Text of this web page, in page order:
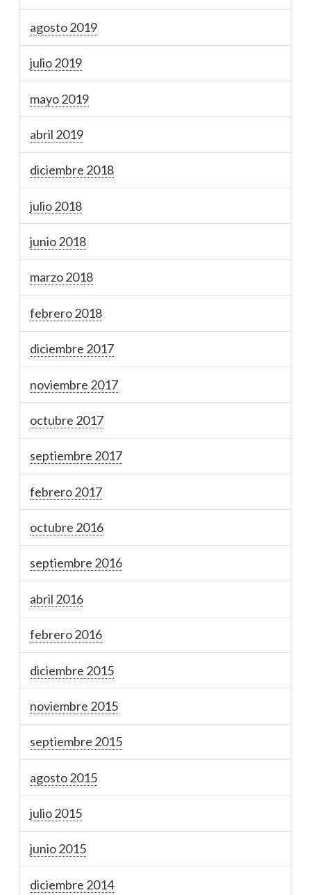
agosto 2019
julio 2019
mayo 2019
abril 2019
diciembre 2018
julio 2018
junio 2018
marzo 2018
febrero 2018
diciembre 2017
noviembre 2017
octubre 2017
septiembre 2017
febrero 2017
octubre 2016
septiembre 2016
abril 2016
febrero 2016
diciembre 2015
noviembre 2015
septiembre 2015
agosto 2015
julio 2015
junio 2015
diciembre 2014